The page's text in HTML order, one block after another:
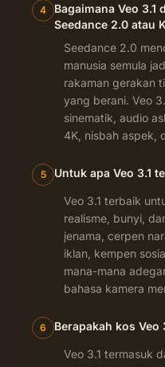
4
Bagaimana Veo
Seedance 2.0 atau
Seedance 2.0
manusia semula
rakaman gerakan
yang berani. Veo
sinematik, audio
4K, nisbah aspek,
5 Untuk apa Veo 3.1
Veo 3.1 terbaik
realisme, bunyi,
jenama, cerpen
iklan, kempen
mana-mana
bahasa kamera
6 Berapakah kos Veo
Veo 3.1 termasuk